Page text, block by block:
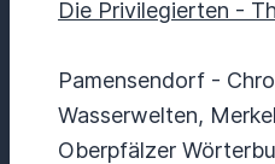
Die Privilegierten -
Pamensendorf -
Wasserwelten,
Oberpfälzer